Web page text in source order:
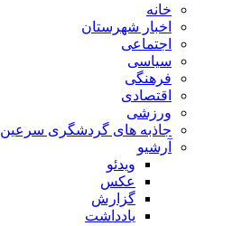
خانه
اخبار شهرستان
اجتماعی
سیاسی
فرهنگی
اقتصادی
ورزشی
جاذبه های گردشگری سرعین
آرشیو
ویدئو
عکس
گزارش
یادداشت